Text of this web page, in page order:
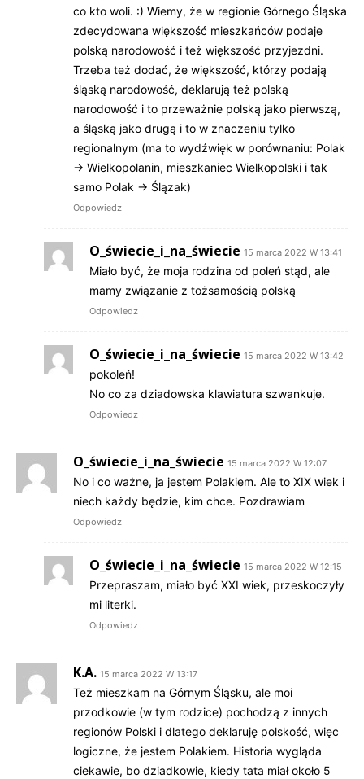
co kto woli. :) Wiemy, że w regionie Górnego Śląska
zdecydowana większość mieszkańców podaje
polską narodowość i też większość przyjezdni.
Trzeba też dodać, że większość, którzy podają
śląską narodowość, deklarują też polską
narodowość i to przeważnie polską jako pierwszą,
a śląską jako drugą i to w znaczeniu tylko
regionalnym (ma to wydźwięk w porównaniu: Polak
-> Wielkopolanin, mieszkaniec Wielkopolski i tak
samo Polak -> Ślązak)
Odpowiedz
O_świecie_i_na_świecie 15 marca 2022 W 13:41
Miało być, że moja rodzina od poleń stąd, ale
mamy związanie z tożsamością polską
Odpowiedz
O_świecie_i_na_świecie 15 marca 2022 W 13:42
pokoleń!
No co za dziadowska klawiatura szwankuje.
Odpowiedz
O_świecie_i_na_świecie 15 marca 2022 W 12:07
No i co ważne, ja jestem Polakiem. Ale to XIX wiek i
niech każdy będzie, kim chce. Pozdrawiam
Odpowiedz
O_świecie_i_na_świecie 15 marca 2022 W 12:15
Przepraszam, miało być XXI wiek, przeskoczyły
mi literki.
Odpowiedz
K.A. 15 marca 2022 W 13:17
Też mieszkam na Górnym Śląsku, ale moi
przodkowie (w tym rodzice) pochodzą z innych
regionów Polski i dlatego deklaruję polskość, więc
logiczne, że jestem Polakiem. Historia wygląda
ciekawie, bo dziadkowie, kiedy tata miał około 5